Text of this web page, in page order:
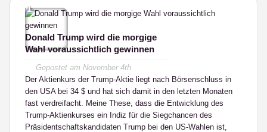
1
Donald Trump wird die morgige
Wahl voraussichtlich gewinnen
Gepostet am November 4th
Der Aktienkurs der Trump-Aktie liegt nach Börsenschluss in
den USA bei 34 $ und hat sich damit in den letzten Monaten
fast verdreifacht. Meine These, dass die Entwicklung des
Trump-Aktienkurses ein Indiz für die Siegchancen des
Präsidentschaftskandidaten Trump bei den US-Wahlen ist,